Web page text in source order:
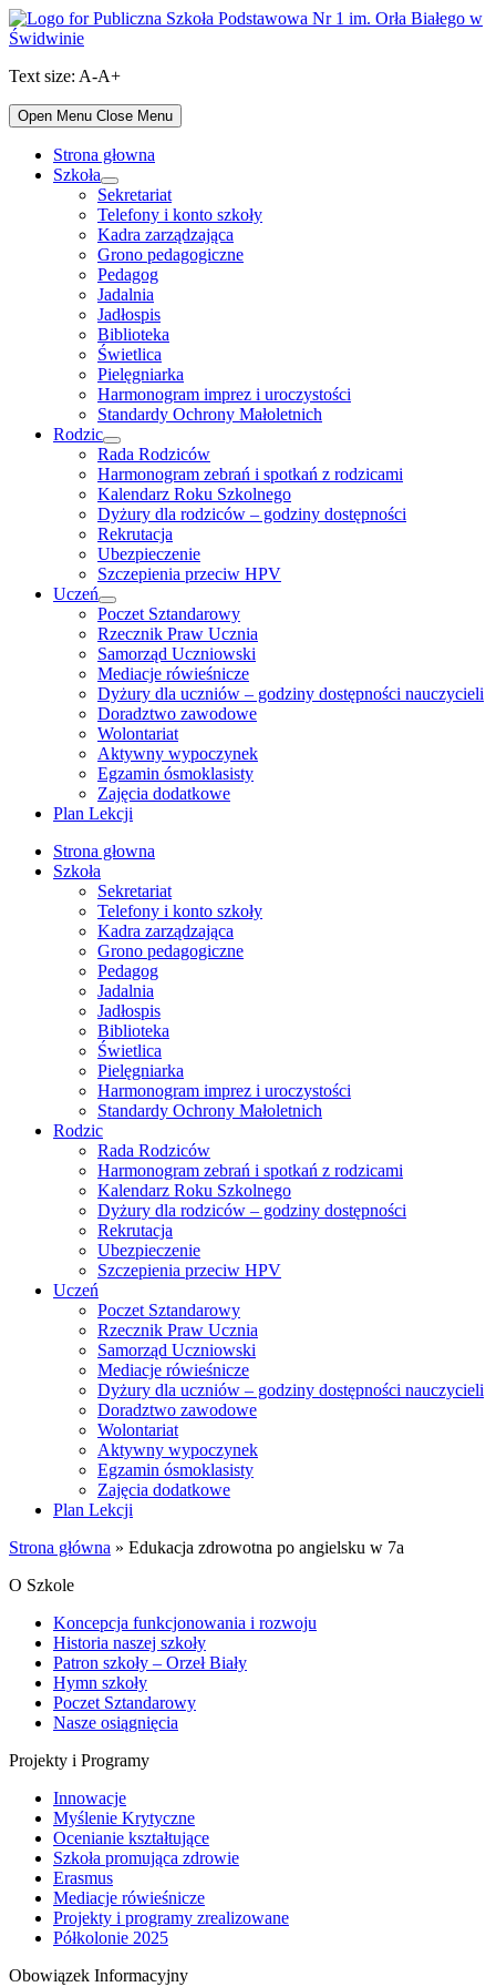
Skip
to
Text size: A-A+
Open Menu Close Menu
Strona głowna
Szkoła
Show
sub
menu
Sekretariat
Telefony i konto szkoły
Kadra zarządzająca
Grono pedagogiczne
Pedagog
Jadalnia
Jadłospis
Biblioteka
Świetlica
Pielęgniarka
Harmonogram imprez i uroczystości
Standardy Ochrony Małoletnich
Rodzic
Show
sub
menu
Rada Rodziców
Harmonogram zebrań i spotkań z rodzicami
Kalendarz Roku Szkolnego
Dyżury dla rodziców – godziny dostępności
Rekrutacja
Ubezpieczenie
Szczepienia przeciw HPV
Uczeń
Show
sub
menu
Poczet Sztandarowy
Rzecznik Praw Ucznia
Samorząd Uczniowski
Mediacje rówieśnicze
Dyżury dla uczniów – godziny dostępności nauczycieli
Doradztwo zawodowe
Wolontariat
Aktywny wypoczynek
Egzamin ósmoklasisty
Zajęcia dodatkowe
Plan Lekcji
Strona głowna
Szkoła
Sekretariat
Telefony i konto szkoły
Kadra zarządzająca
Grono pedagogiczne
Pedagog
Jadalnia
Jadłospis
Biblioteka
Świetlica
Pielęgniarka
Harmonogram imprez i uroczystości
Standardy Ochrony Małoletnich
Rodzic
Rada Rodziców
Harmonogram zebrań i spotkań z rodzicami
Kalendarz Roku Szkolnego
Dyżury dla rodziców – godziny dostępności
Rekrutacja
Ubezpieczenie
Szczepienia przeciw HPV
Uczeń
Poczet Sztandarowy
Rzecznik Praw Ucznia
Samorząd Uczniowski
Mediacje rówieśnicze
Dyżury dla uczniów – godziny dostępności nauczycieli
Doradztwo zawodowe
Wolontariat
Aktywny wypoczynek
Egzamin ósmoklasisty
Zajęcia dodatkowe
Plan Lekcji
Strona główna » Edukacja zdrowotna po angielsku w 7a
O Szkole
Koncepcja funkcjonowania i rozwoju
Historia naszej szkoły
Patron szkoły – Orzeł Biały
Hymn szkoły
Poczet Sztandarowy
Nasze osiągnięcia
Projekty i Programy
Innowacje
Myślenie Krytyczne
Ocenianie kształtujące
Szkoła promująca zdrowie
Erasmus
Mediacje rówieśnicze
Projekty i programy zrealizowane
Półkolonie 2025
Obowiązek Informacyjny